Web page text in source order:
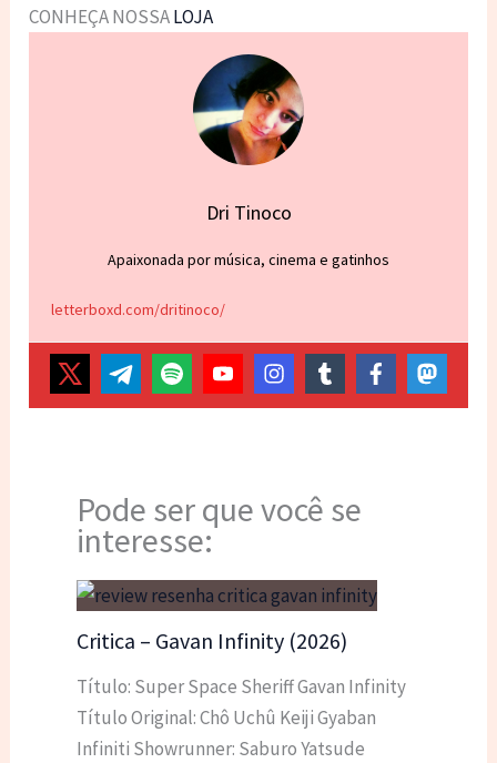
CONHEÇA NOSSALOJA
Dri Tinoco
Apaixonada por música, cinema e gatinhos
letterboxd.com/dritinoco/
Pode ser que você se
interesse:
Critica – Gavan Infinity (2026)
Título: Super Space Sheriff Gavan Infinity
Título Original: Chô Uchû Keiji Gyaban
Infiniti Showrunner: Saburo Yatsude